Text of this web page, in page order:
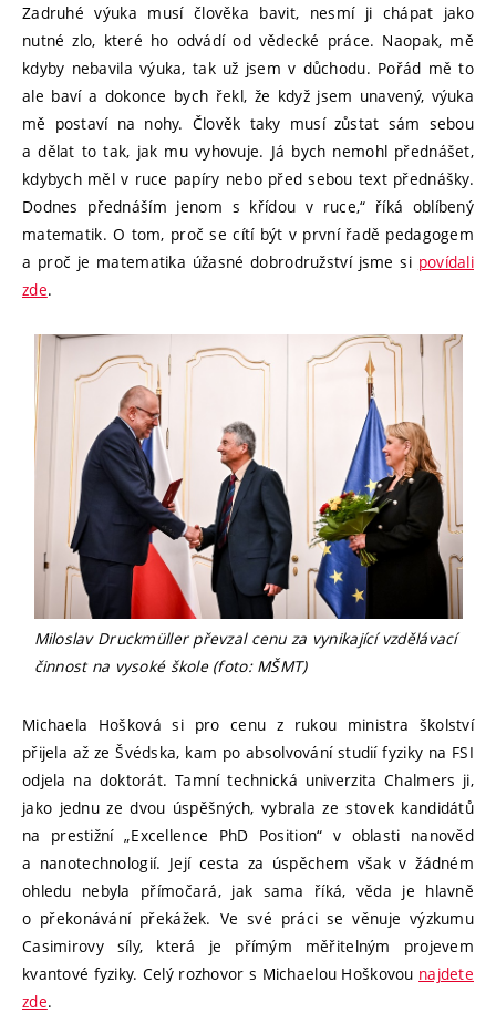
Zadruhé výuka musí člověka bavit, nesmí ji chápat jako
nutné zlo, které ho odvádí od vědecké práce. Naopak, mě
kdyby nebavila výuka, tak už jsem v důchodu. Pořád mě to
ale baví a dokonce bych řekl, že když jsem unavený, výuka
mě postaví na nohy. Člověk taky musí zůstat sám sebou
a dělat to tak, jak mu vyhovuje. Já bych nemohl přednášet,
kdybych měl v ruce papíry nebo před sebou text přednášky.
Dodnes přednáším jenom s křídou v ruce,“ říká oblíbený
matematik. O tom, proč se cítí být v první řadě pedagogem
a proč je matematika úžasné dobrodružství jsme si povídali
zde.
Miloslav Druckmüller převzal cenu za vynikající vzdělávací
činnost na vysoké škole (foto: MŠMT)
Michaela Hošková si pro cenu z rukou ministra školství
přijela až ze Švédska, kam po absolvování studií fyziky na FSI
odjela na doktorát. Tamní technická univerzita Chalmers ji,
jako jednu ze dvou úspěšných, vybrala ze stovek kandidátů
na prestižní „Excellence PhD Position“ v oblasti nanověd
a nanotechnologií. Její cesta za úspěchem však v žádném
ohledu nebyla přímočará, jak sama říká, věda je hlavně
o překonávání překážek. Ve své práci se věnuje výzkumu
Casimirovy síly, která je přímým měřitelným projevem
kvantové fyziky. Celý rozhovor s Michaelou Hoškovou najdete
zde.